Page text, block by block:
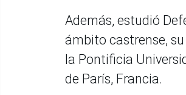
Además, estudió
ámbito castrense,
la Pontificia
de París, Francia.